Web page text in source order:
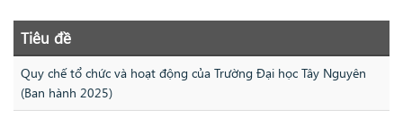
Tiêu đề
Quy chế tổ chức và hoạt động của Trường Đại học Tây Nguyên
(Ban hành 2025)